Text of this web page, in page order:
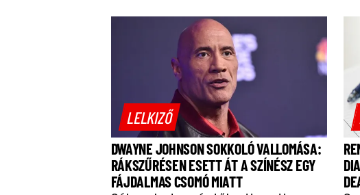
LELKIZŐ
DWAYNE JOHNSON SOKKOLÓ VALLOMÁSA:
RÁKSZŰRÉSEN ESETT ÁT A SZÍNÉSZ EGY
FÁJDALMAS CSOMÓ MIATT